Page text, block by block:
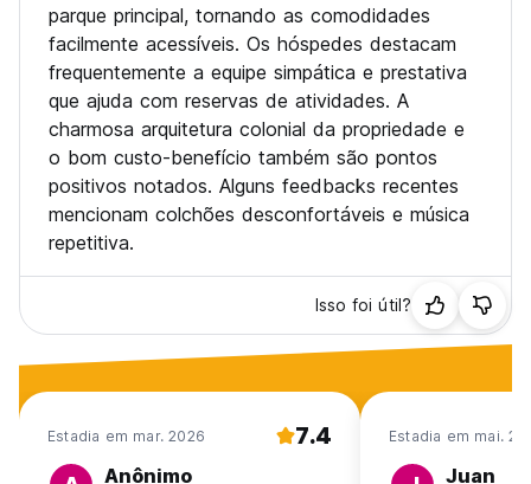
parque principal, tornando as comodidades
facilmente acessíveis. Os hóspedes destacam
frequentemente a equipe simpática e prestativa
que ajuda com reservas de atividades. A
charmosa arquitetura colonial da propriedade e
o bom custo-benefício também são pontos
positivos notados. Alguns feedbacks recentes
mencionam colchões desconfortáveis e música
repetitiva.
Isso foi útil?
Estadia em mar. 2026 7.4
Anônimo
Estadia em mai.
Juan